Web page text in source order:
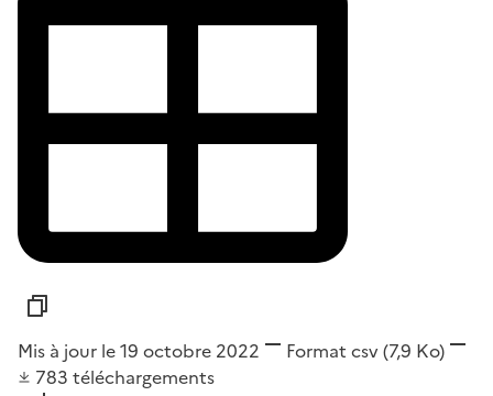
Mis à jour le 19 octobre 2022 Format csv(7,9 Ko)
783 téléchargements